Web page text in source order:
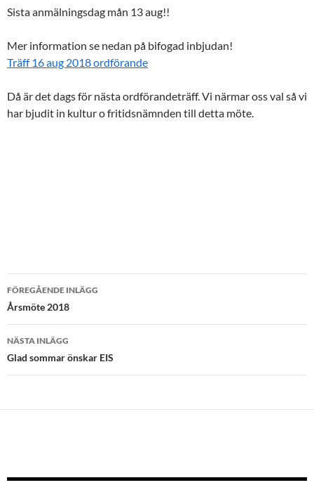
Sista anmälningsdag mån 13 aug!!
Mer information se nedan på bifogad inbjudan!
Träff 16 aug 2018 ordförande
Då är det dags för nästa ordförandeträff. Vi närmar oss val så vi
har bjudit in kultur o fritidsnämnden till detta möte.
Inläggsnavigering
FÖREGÅENDE INLÄGG
Årsmöte 2018
NÄSTA INLÄGG
Glad sommar önskar EIS